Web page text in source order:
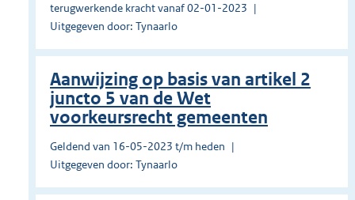
terugwerkende kracht vanaf 02-01-2023
Uitgegeven door: Tynaarlo
Aanwijzing op basis van artikel 2
juncto 5 van de Wet
voorkeursrecht gemeenten
Geldend van 16-05-2023 t/m heden
Uitgegeven door: Tynaarlo